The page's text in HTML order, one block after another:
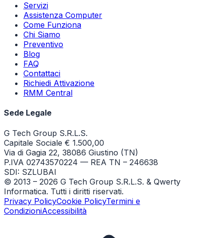
Servizi
Assistenza Computer
Come Funziona
Chi Siamo
Preventivo
Blog
FAQ
Contattaci
Richiedi Attivazione
RMM Central
Sede Legale
G Tech Group S.R.L.S.
Capitale Sociale € 1.500,00
Via di Gagia 22, 38086 Giustino (TN)
P.IVA 02743570224 — REA TN – 246638
SDI: SZLUBAI
© 2013 – 2026 G Tech Group S.R.L.S. & Qwerty
Informatica. Tutti i diritti riservati.
Privacy PolicyCookie PolicyTermini e
CondizioniAccessibilità